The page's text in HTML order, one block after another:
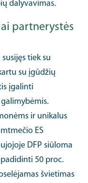
dalyvavimas.
partnerystės
tiek su
su įgūdžių
įgalinti
ir unikalus
ES
DFP siūloma
50 proc.
švietimas